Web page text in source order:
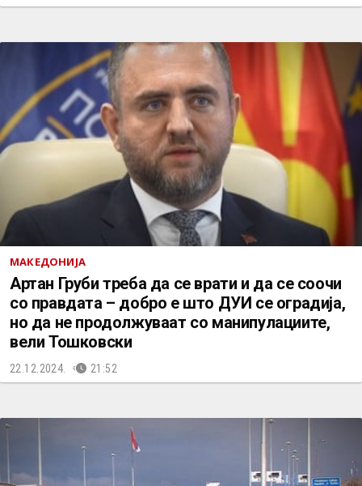
МАКЕДОНИЈА
Артан Груби треба да се врати и да се соочи
со правдата – добро е што ДУИ се оградија,
но да не продолжуваат со манипулациите,
вели Тошковски
22.12.2024. 21:52